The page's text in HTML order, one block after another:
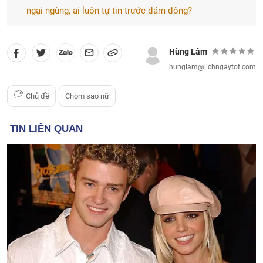
ngại ngùng, ai luôn tự tin trước đám đông?
Hùng Lâm
hunglam@lichngaytot.com
Chủ đề Chòm sao nữ